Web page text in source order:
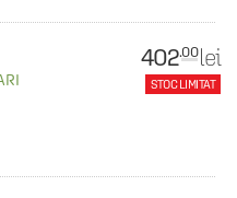
402.00 lei
STOC LIMITAT